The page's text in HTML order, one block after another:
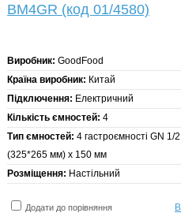
BM4GR (код 01/4580)
Виробник: GoodFood
Країна виробник: Китай
Підключення: Електричний
Кількість ємностей: 4
Тип ємностей: 4 гастроємності GN 1/2
(325*265 мм) х 150 мм
Розміщення: Настільний
Додати до порівняння